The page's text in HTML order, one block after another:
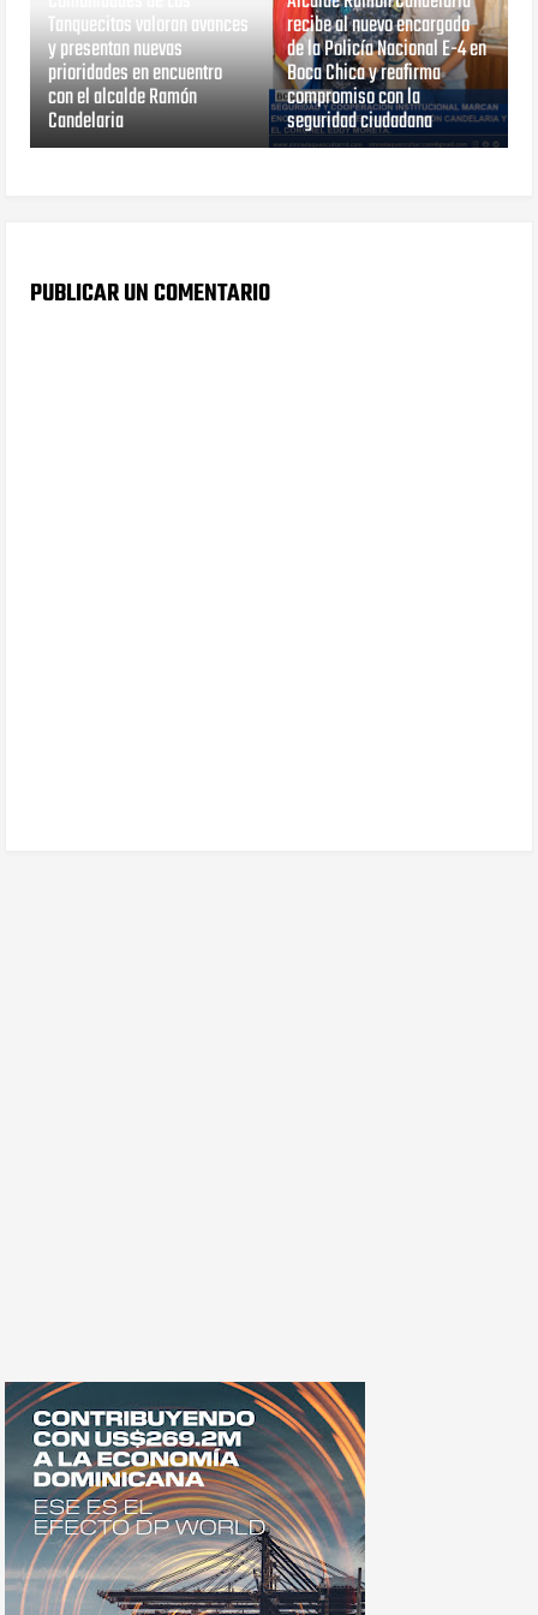
Tanquecitos valoran avances
y presentan nuevas
prioridades en encuentro
con el alcalde Ramón
Candelaria
recibe al nuevo encargado
de la Policía Nacional E-4 en
Boca Chica y reafirma
compromiso con la
seguridad ciudadana
PUBLICAR UN COMENTARIO